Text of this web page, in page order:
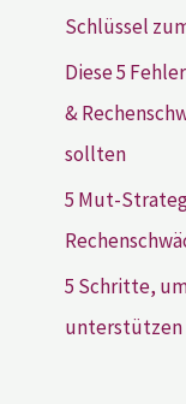
Schlüssel
Diese 5
&
sollten
5 Mut-
5 Schritte,
unterstützen